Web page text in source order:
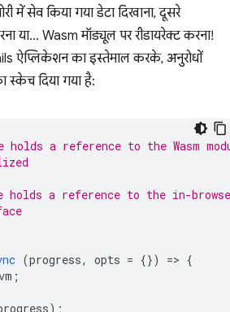
में सेव किया गया डेटा दिखाना, दूसरे
या… Wasm मॉड्यूल पर रीडायरेक्ट करना!
ऐप्लिकेशन का इस्तेमाल करके, अनुरोधों
स्केच दिया गया है:
a reference to the Wasm
holds a reference to the in-
(progress, opts = {}) => {
;
);